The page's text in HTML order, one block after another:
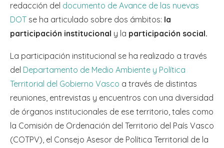
redacción del documento de Avance de las nuevas
DOT se ha articulado sobre dos ámbitos: la
participación institucional y la participación social.
La participación institucional se ha realizado a través
del Departamento de Medio Ambiente y Política
Territorial del Gobierno Vasco a través de distintas
reuniones, entrevistas y encuentros con una diversidad
de órganos institucionales de ese territorio, tales como
la Comisión de Ordenación del Territorio del País Vasco
(COTPV), el Consejo Asesor de Política Territorial de la